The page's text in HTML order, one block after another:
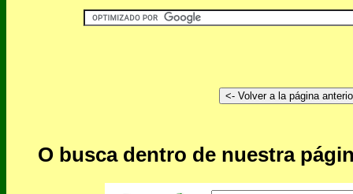
O busca dentro de nuestra